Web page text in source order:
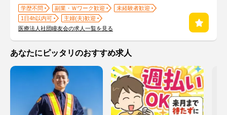
学歴不問 副業・Ｗワーク歓迎
未経験者歓迎
1日4h以内可
主婦(夫)歓迎
医療法人社団瞳友会の求人一覧を見る
あなたにピッタリのおすすめ求人